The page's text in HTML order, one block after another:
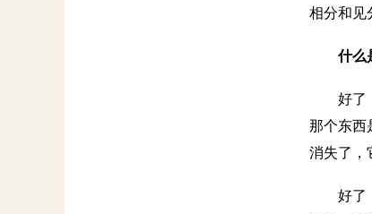
相分和见
什么
好了
那个东西
消失了，
好了